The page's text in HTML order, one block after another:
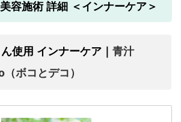
容施術 詳細 ＜インナーケア＞
使用 インナーケア｜青汁
ボコとデコ）